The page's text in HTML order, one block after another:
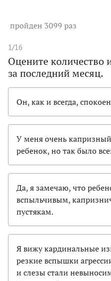
пройден 3099 раз
1/16
Оцените количество
за последний месяц.
Oн, как и всегда,
У меня очень
ребенок, но так было
Да, я замечаю, что
вспыльчивым,
пустякам.
Я вижу кардинальные
резкие вспышки
и слезы стали